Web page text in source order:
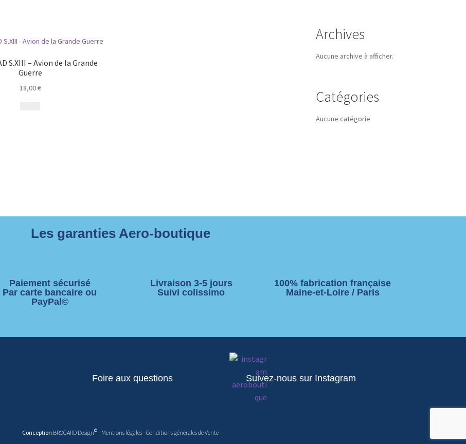
S.XIII – Avion de la Grande
Guerre
18,00€
Archives
Aucune archive à afficher.
Catégories
Aucune catégorie
Les garanties Aero-boutique
Paiement sécurisé
Par carte bancaire ou
PayPal©
Livraison 3-5 jours
Suivi colissimo
100% fabrication française
Maine-et-Loire / Paris
Foire aux questions Suivez-nous sur Instagram
Conception BROGARD Design©- Mentions légales-Conditions générales de Vente